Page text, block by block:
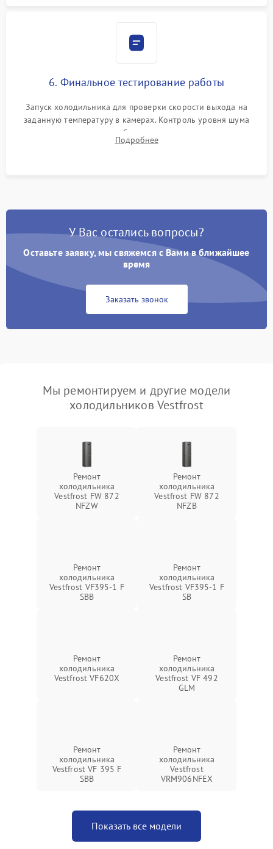
6. Финальное тестирование работы
Запуск холодильника для проверки скорости выхода на
заданную температуру в камерах. Контроль уровня шума
компрессора, отсутствия обмерзания стенок и корректного
срабатывания системы автоматической оттайки.
Подробнее
У Вас остались вопросы?
Оставьте заявку, мы свяжемся с Вами в ближайшее
время
Заказать звонок
Мы ремонтируем и другие модели
холодильников Vestfrost
Ремонт
холодильника
Vestfrost FW 872
NFZW
Ремонт
холодильника
Vestfrost FW 872
NFZВ
Ремонт
холодильника
Vestfrost VF395-1 F
SBB
Ремонт
холодильника
Vestfrost VF395-1 F
SB
Ремонт
холодильника
Vestfrost VF620X
Ремонт
холодильника
Vestfrost VF 492
GLM
Ремонт
холодильника
Vestfrost VF 395 F
SBB
Ремонт
холодильника
Vestfrost
VRM906NFEX
Показать все модели